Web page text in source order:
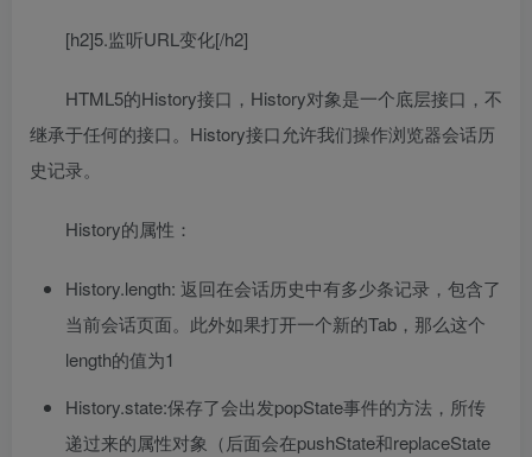
[h2]5.监听URL变化[/h2]
HTML5的History接口，History对象是一个底层接口，不
继承于任何的接口。History接口允许我们操作浏览器会话历
史记录。
History的属性：
History.length: 返回在会话历史中有多少条记录，包含了
当前会话页面。此外如果打开一个新的Tab，那么这个
length的值为1
History.state:保存了会出发popState事件的方法，所传
递过来的属性对象（后面会在pushState和replaceState